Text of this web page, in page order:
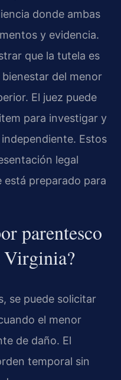
donde ambas
y evidencia.
que la tutela es
del menor
El juez puede
para investigar y
Estos
legal
está preparado para
parentesco
Virginia?
se puede solicitar
el menor
de daño. El
temporal sin